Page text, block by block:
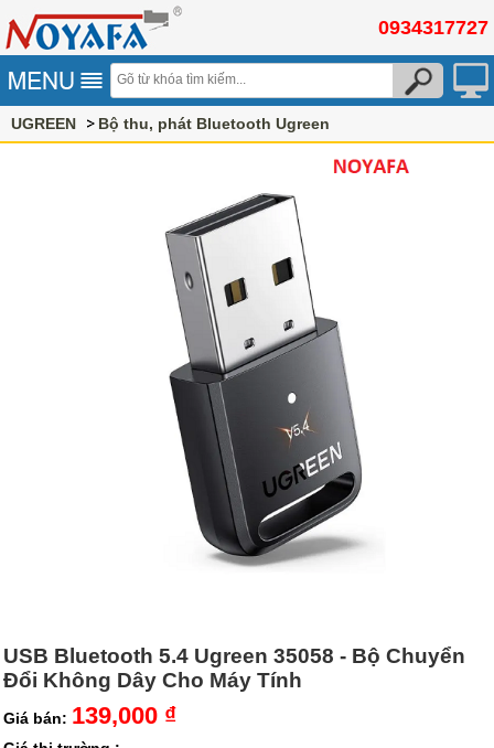
0934317727
UGREEN Bộ thu, phát Bluetooth Ugreen
USB Bluetooth 5.4 Ugreen 35058 - Bộ Chuyển
Đổi Không Dây Cho Máy Tính
Giá bán: 139,000 ₫